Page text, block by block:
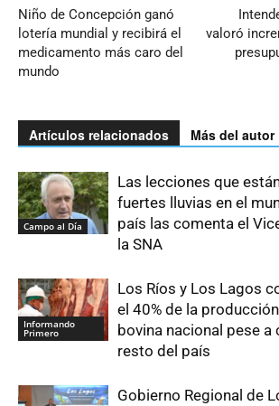
Niño de Concepción ganó
lotería mundial y recibirá el
medicamento más caro del
mundo
valoró
Artículos relacionados Más del autor
Campo al Día
Las lecciones que
fuertes lluvias en el
país las comenta el
la SNA
Informando
Primero
Los Ríos y Los Lagos
el 40% de la
bovina nacional pese a
resto del país
Gobierno Regional de